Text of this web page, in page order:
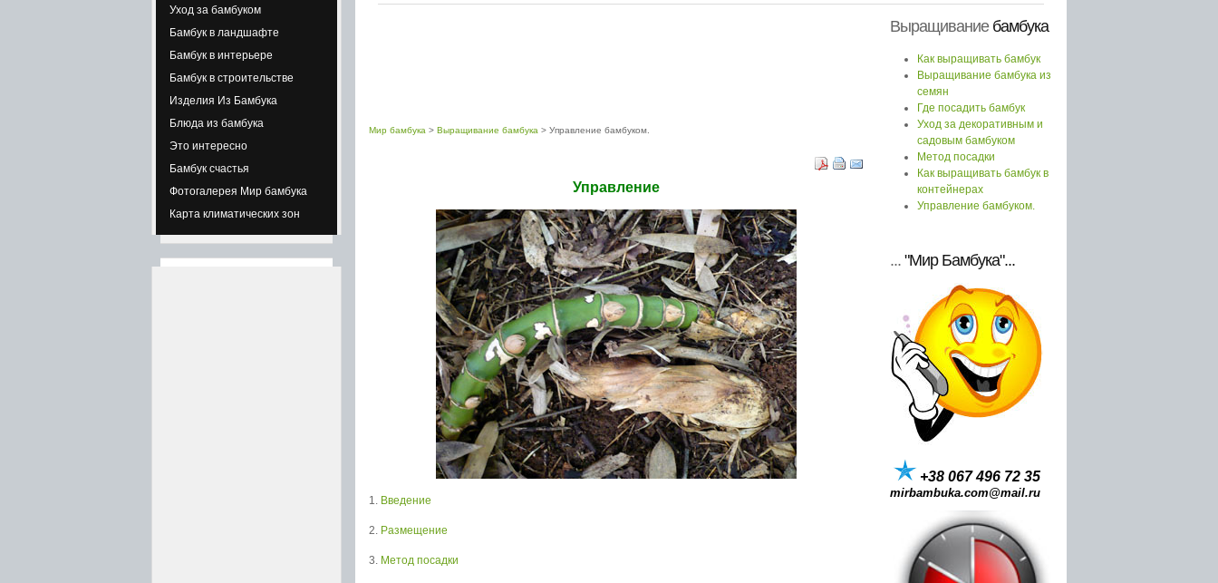
Уход за бамбуком
Бамбук в ландшафте
Бамбук в интерьере
Бамбук в строительстве
Изделия Из Бамбука
Блюда из бамбука
Это интересно
Бамбук счастья
Фотогалерея Мир бамбука
Карта климатических зон
Выращиваниебамбука
Как выращивать бамбук
Выращивание бамбука из
семян
Где посадить бамбук
Уход за декоративным и
садовым бамбуком
Метод посадки
Как выращивать бамбук в
контейнерах
Управление бамбуком.
... "Мир Бамбука"...
+38 067 496 72 35
mirbambuka.com@mail.ru
Мир бамбука > Выращивание бамбука > Управление бамбуком.
Управление
1. Введение
2. Размещение
3. Метод посадки